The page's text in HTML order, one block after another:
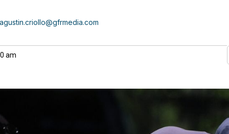
agustin.criollo@gfrmedia.com
am